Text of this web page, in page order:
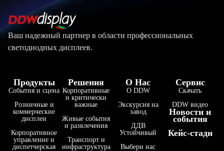
Ваш надежный партнер в области профессиональных
светодиодных дисплеев.
Продукты
События и сцена
Розничные и
коммерческие
дисплеи
Корпоративное
управление и
диспетчерская
Решения
Корпоративные
и критически
важные
Живые события
и развлечения
Транспорт и
инфраструктура
О Нас
О DDW
Экскурсия на
завод
ДДВ
Устойчивый
Выбери нас
Сервис
Скачать
DDW видео
Новости и
события
Кейс-стади